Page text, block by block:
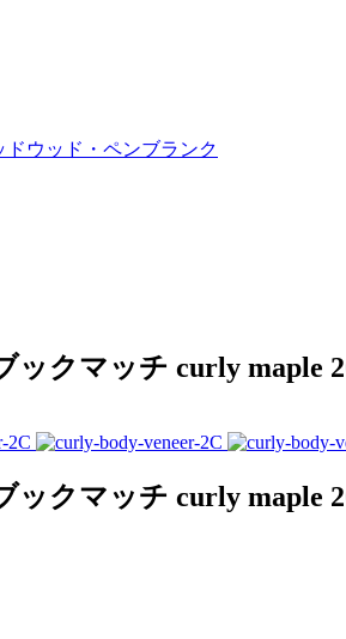
ウッド・ペンブランク
ックマッチ curly maple
ックマッチ curly maple